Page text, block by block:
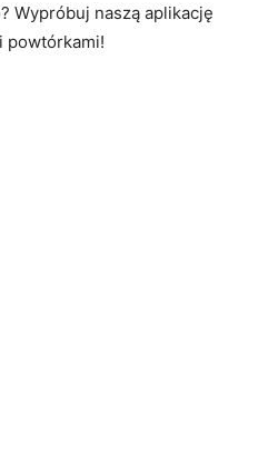
Wypróbuj naszą aplikację
powtórkami!